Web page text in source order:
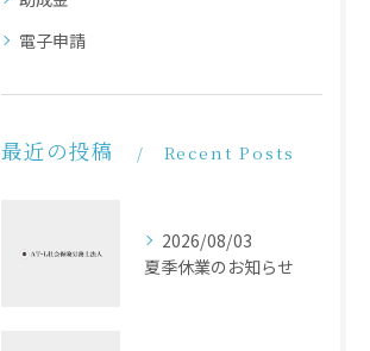
電子申請
最近の投稿 Recent Posts
2026/08/03
夏季休業のお知らせ